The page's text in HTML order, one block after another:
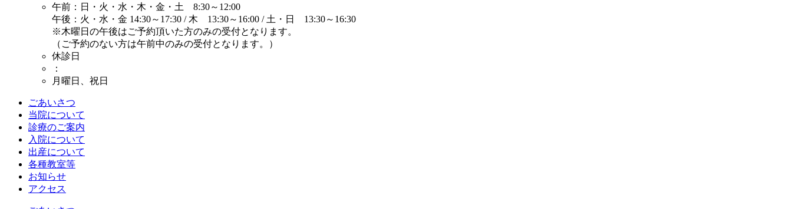
午前：日・火・水・木・金・土 8:30～12:00
午後：火・水・金 14:30～17:30 / 木 13:30～16:00 / 土・日 13:30～16:30
※木曜日の午後はご予約頂いた方のみの受付となります。
（ご予約のない方は午前中のみの受付となります。）
休診日
：
月曜日、祝日
ごあいさつ
当院について
診療のご案内
入院について
出産について
各種教室等
お知らせ
アクセス